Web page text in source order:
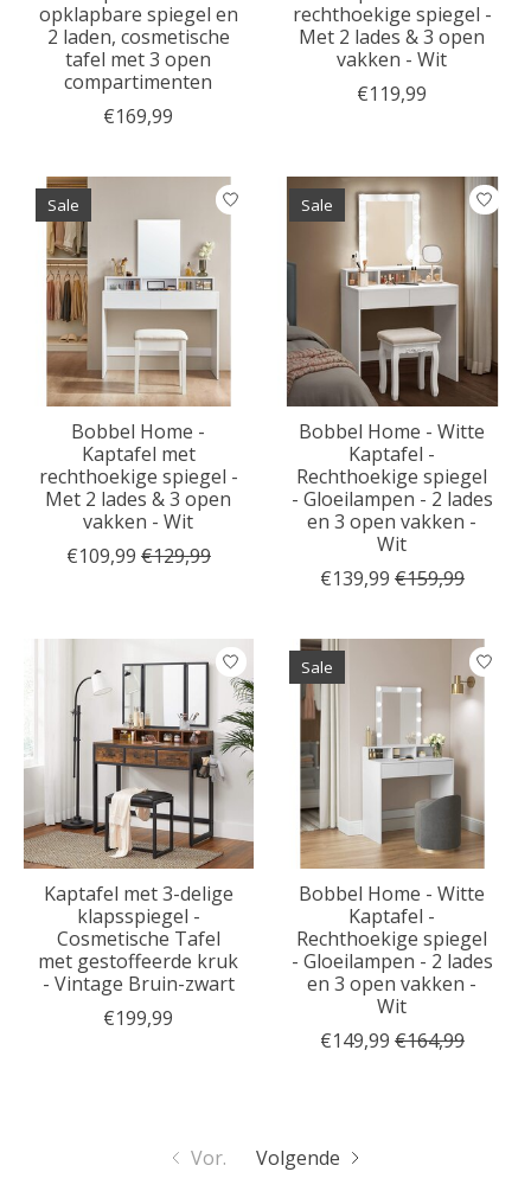
opklapbare spiegel en
2 laden, cosmetische
tafel met 3 open
compartimenten
€169,99
rechthoekige spiegel -
Met 2 lades & 3 open
vakken - Wit
€119,99
Sale
Bobbel Home -
Kaptafel met
rechthoekige spiegel -
Met 2 lades & 3 open
vakken - Wit
€109,99 €129,99
Sale
Bobbel Home - Witte
Kaptafel -
Rechthoekige spiegel
- Gloeilampen - 2 lades
en 3 open vakken -
Wit
€139,99 €159,99
Kaptafel met 3-delige
klapsspiegel -
Cosmetische Tafel
met gestoffeerde kruk
- Vintage Bruin-zwart
€199,99
Sale
Bobbel Home - Witte
Kaptafel -
Rechthoekige spiegel
- Gloeilampen - 2 lades
en 3 open vakken -
Wit
€149,99 €164,99
Vor. Volgende